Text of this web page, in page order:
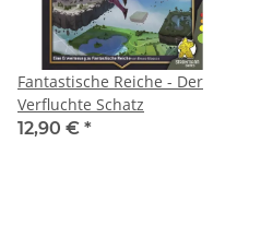
Fantastische Reiche - Der
Verfluchte Schatz
12,90 € *